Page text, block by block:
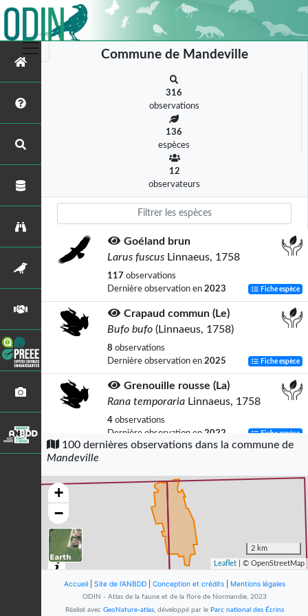
Commune de Mandeville
316
observations
136
espèces
12
observateurs
Goéland brun
Larus fuscus Linnaeus, 1758
117 observations
Dernière observation en 2023 Fiche espèce
Crapaud commun (Le)
Bufo bufo (Linnaeus, 1758)
8 observations
Dernière observation en 2025 Fiche espèce
Grenouille rousse (La)
Rana temporaria Linnaeus, 1758
4 observations
Dernière observation en 2022 Fiche espèce
Parus majorLinnaeus, 1758
observations
Dernière observation en
Triton palmé (Le)
Lissotriton helveticus
(Razoumowsky, 1789)
Dernière observation en
100 dernières observations dans la commune de
Mandeville
+
−
2 km
Leaflet | © OpenStreetMap
Accueil Site de l'ANBDD Conception et crédits Mentions légales
ODIN - Atlas de la faune et de la flore de Normandie, 2023
Réalisé avec GeoNature-atlas, développé par le Parc national des Écrins